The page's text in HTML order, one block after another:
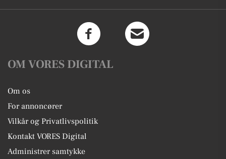
OM VORES DIGITAL
Om os
For annoncører
Vilkår og Privatlivspolitik
Kontakt VORES Digital
Administrer samtykke